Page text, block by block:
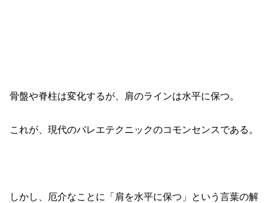
骨盤や脊柱は変化するが、肩のラインは水平に保つ。
これが、現代のバレエテクニックのコモンセンスである。
しかし、厄介なことに「肩を水平に保つ」という言葉の解